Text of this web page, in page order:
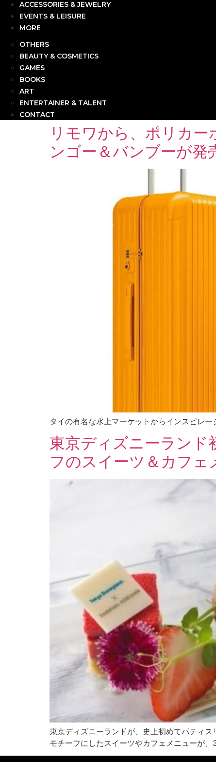
ACCESSORIES & JEWELRY
EVENTS & LEISURE
MORE
OTHERS
BEAUTY & COSMETICS
GAMES
BOOKS
ART
ENTERTAINER & TALENT
CONTACT
リモワから、ポリカ
ンゴー＆バンブーが発
タイの有名な水上マーケットからインスピレー
東京ディズニーランド
フのスイーツ＆カフェ
東京ディズニーランドが、史上初めてパティ
モチーフにしたスイーツやカフェメニューが